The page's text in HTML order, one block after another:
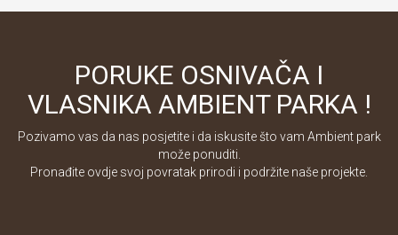
PORUKE OSNIVAČA I
VLASNIKA AMBIENT PARKA !
Pozivamo vas da nas posjetite i da iskusite što vam Ambient park
može ponuditi.
Pronađite ovdje svoj povratak prirodi i podržite naše projekte.